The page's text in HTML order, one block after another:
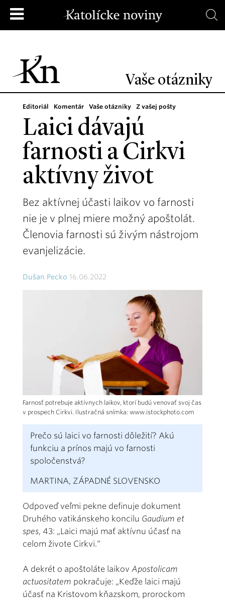
Vaše otázniky
Editoriál Komentár Vaše otázniky Z vašej pošty
Laici dávajú
farnosti a Cirkvi
aktívny život
Bez aktívnej účasti laikov vo farnosti
nie je v plnej miere možný apoštolát.
Členovia farnosti sú živým nástrojom
evanjelizácie.
Dušan Pecko 16.06.2022
Farnosť potrebuje aktívnych laikov, ktorí budú venovať svoj čas
v prospech Cirkvi. Ilustračná snímka: www.istockphoto.com
Prečo sú laici vo farnosti dôležití? Akú
funkciu a prínos majú vo farnosti
spoločenstvá?
MARTINA, ZÁPADNÉ SLOVENSKO
Odpoveď veľmi pekne definuje dokument
Druhého vatikánskeho koncilu Gaudium et
spes, 43: „Laici majú mať aktívnu účasť na
celom živote Cirkvi.“
A dekrét o apoštoláte laikov Apostolicam
actuositatem pokračuje: „Keďže laici majú
účasť na Kristovom kňazskom, prorockom